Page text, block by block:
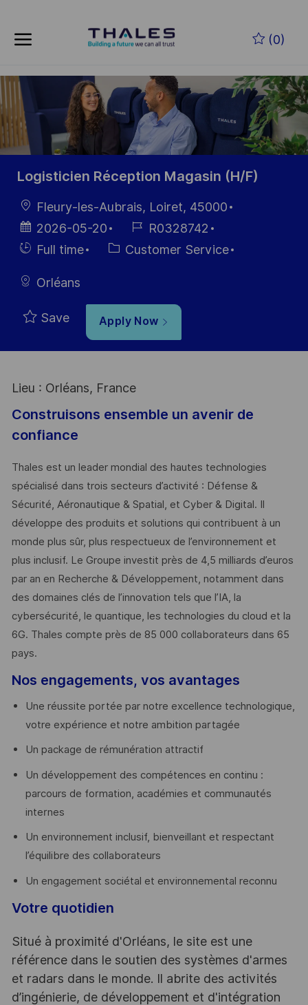
(0)
-
Logisticien Réception Magasin (H/F)
LocationFleury-les-Aubrais, Loiret, 45000
Posted
Date
2026-05-20
Job
Id
R0328742
HiringFull time Category
Customer Service
Orléans
Save Apply Now
Lieu : Orléans, France
Construisons ensemble un avenir de
confiance
Thales est un leader mondial des hautes technologies
spécialisé dans trois secteurs d’activité : Défense &
Sécurité, Aéronautique & Spatial, et Cyber & Digital. Il
développe des produits et solutions qui contribuent à un
monde plus sûr, plus respectueux de l’environnement et
plus inclusif. Le Groupe investit près de 4,5 milliards d’euros
par an en Recherche & Développement, notamment dans
des domaines clés de l’innovation tels que l’IA, la
cybersécurité, le quantique, les technologies du cloud et la
6G. Thales compte près de 85 000 collaborateurs dans 65
pays. ​
Nos engagements, vos avantages
Une réussite portée par notre excellence technologique,
votre expérience et notre ambition partagée
Un package de rémunération attractif
Un développement des compétences en continu :
parcours de formation, académies et communautés
internes
Un environnement inclusif, bienveillant et respectant
l’équilibre des collaborateurs
Un engagement sociétal et environnemental reconnu
Votre quotidien
Situé à proximité d'Orléans, le site est une
référence dans le soutien des systèmes d'armes
et radars dans le monde. Il abrite des activités
d’ingénierie, de développement et d'intégration